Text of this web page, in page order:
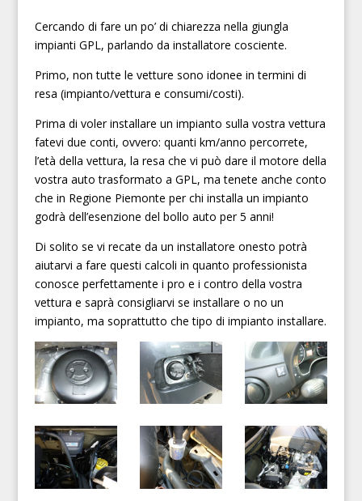
Cercando di fare un po’ di chiarezza nella giungla
impianti GPL, parlando da installatore cosciente.
Primo, non tutte le vetture sono idonee in termini di
resa (impianto/vettura e consumi/costi).
Prima di voler installare un impianto sulla vostra vettura
fatevi due conti, ovvero: quanti km/anno percorrete,
l’età della vettura, la resa che vi può dare il motore della
vostra auto trasformato a GPL, ma tenete anche conto
che in Regione Piemonte per chi installa un impianto
godrà dell’esenzione del bollo auto per 5 anni!
Di solito se vi recate da un installatore onesto potrà
aiutarvi a fare questi calcoli in quanto professionista
conosce perfettamente i pro e i contro della vostra
vettura e saprà consigliarvi se installare o no un
impianto, ma soprattutto che tipo di impianto installare.